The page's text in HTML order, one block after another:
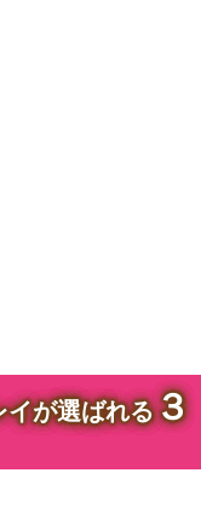
イが選ばれる３